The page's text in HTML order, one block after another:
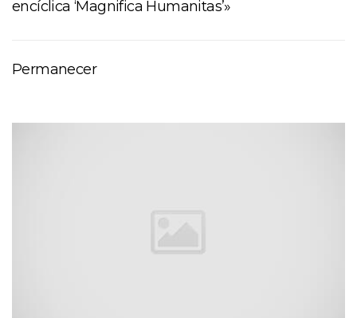
encíclica ‘Magnifica Humanitas’»
Permanecer